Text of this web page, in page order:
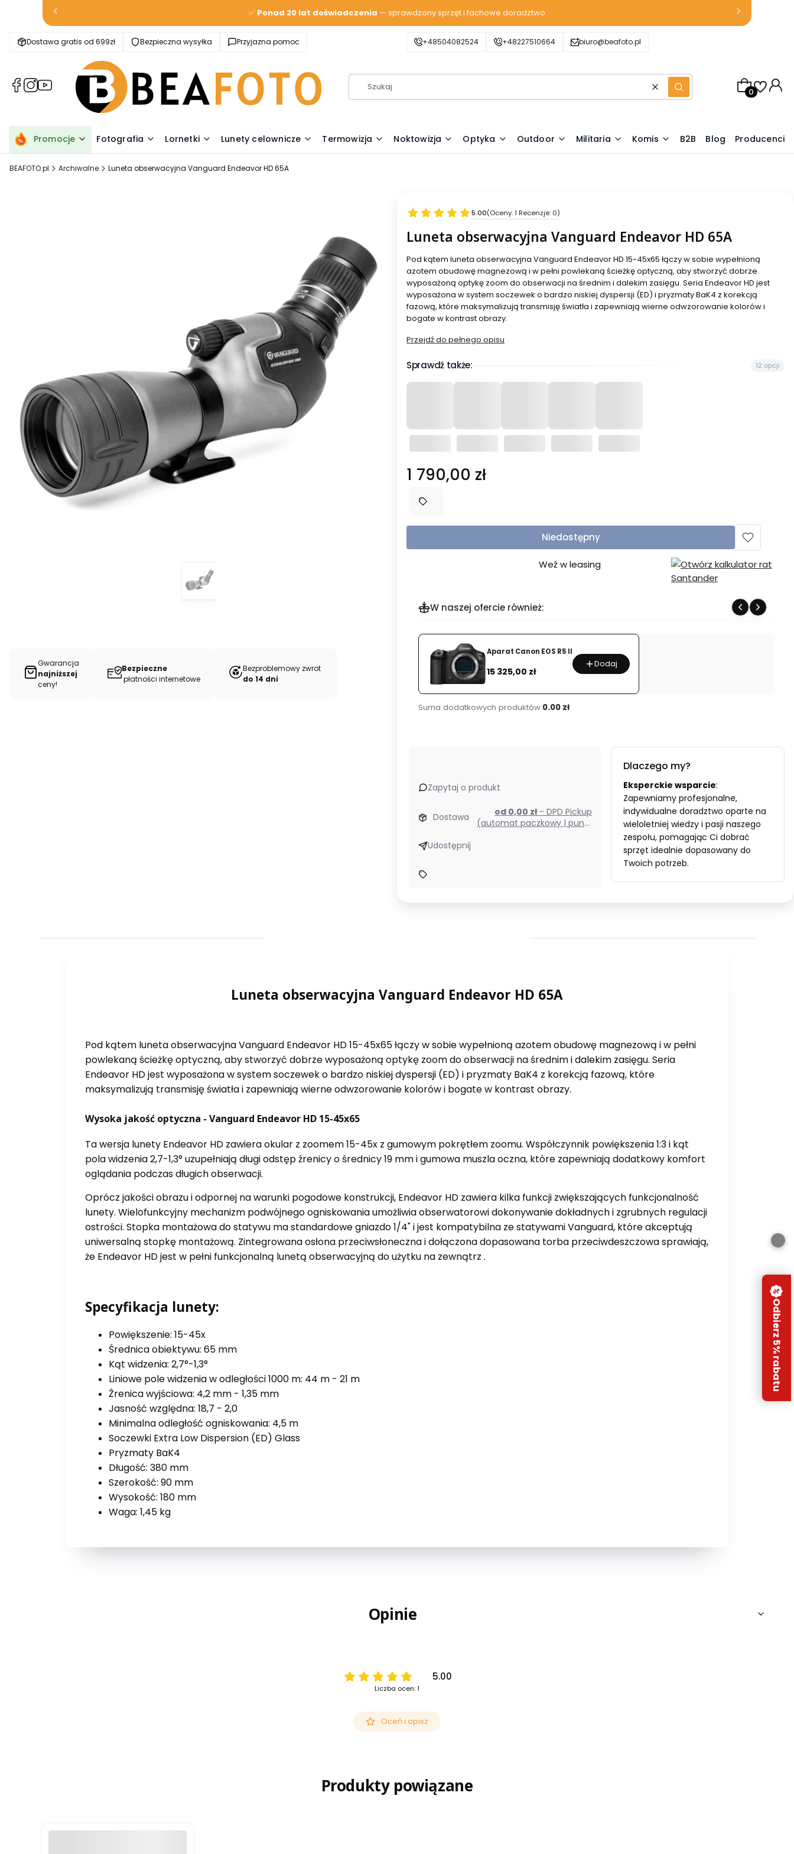
✅ Ponad 20 lat doświadczenia — sprawdzony sprzęt i fachowe doradztwo
Dostawa gratis od 699zł Bezpieczna wysyłka Przyjazna pomoc +48504082524 +48227510664 biuro@beafoto.pl
(Otwiera
karcie)
(Otwiera
karcie)
(Otwiera
karcie)
WyczyśćSzukaj
Produkty w
Promocje Fotografia Lornetki Lunety celownicze Termowizja Noktowizja Optyka Outdoor Militaria Komis B2B Blog Producenci
BEAFOTO.pl Archiwalne Luneta obserwacyjna Vanguard Endeavor HD 65A
Gwarancja
najniższej
ceny!
Bezpieczne
płatności internetowe
Bezproblemowy zwrot
do 14 dni
5.00(Oceny: 1 Recenzje: 0)
Luneta obserwacyjna Vanguard Endeavor HD 65A
Pod kątem luneta obserwacyjna Vanguard Endeavor HD 15-45x65 łączy w sobie wypełnioną
azotem obudowę magnezową i w pełni powlekaną ścieżkę optyczną, aby stworzyć dobrze
wyposażoną optykę zoom do obserwacji na średnim i dalekim zasięgu. Seria Endeavor HD jest
wyposażona w system soczewek o bardzo niskiej dyspersji (ED) i pryzmaty BaK4 z korekcją
fazową, które maksymalizują transmisję światła i zapewniają wierne odwzorowanie kolorów i
bogate w kontrast obrazy.
Przejdź do pełnego opisu
Sprawdź także: 12 opcji
Cena
1 790,00 zł
Niedostępny
Weź w leasing
W naszej ofercie również:
Aparat Canon EOS R5 II
Cena
15 325,00 zł
Dodaj
Suma dodatkowych produktów:0.00 zł
Zapytaj o produkt
Dostawa od 0,00 zł - DPD Pickup
(automat paczkowy | punkt
Udostępnij
Dlaczego my?
Eksperckie wsparcie:
Zapewniamy profesjonalne,
indywidualne doradztwo oparte na
wieloletniej wiedzy i pasji naszego
zespołu, pomagając Ci dobrać
sprzęt idealnie dopasowany do
Twoich potrzeb.
Luneta obserwacyjna Vanguard Endeavor HD 65A
Pod kątem luneta obserwacyjna Vanguard Endeavor HD 15-45x65 łączy w sobie wypełnioną azotem obudowę magnezową i w pełni
powlekaną ścieżkę optyczną, aby stworzyć dobrze wyposażoną optykę zoom do obserwacji na średnim i dalekim zasięgu. Seria
Endeavor HD jest wyposażona w system soczewek o bardzo niskiej dyspersji (ED) i pryzmaty BaK4 z korekcją fazową, które
maksymalizują transmisję światła i zapewniają wierne odwzorowanie kolorów i bogate w kontrast obrazy.
Wysoka jakość optyczna - Vanguard Endeavor HD 15-45x65
Ta wersja lunety Endeavor HD zawiera okular z zoomem 15-45x z gumowym pokrętłem zoomu. Współczynnik powiększenia 1:3 i kąt
pola widzenia 2,7-1,3° uzupełniają długi odstęp źrenicy o średnicy 19 mm i gumowa muszla oczna, które zapewniają dodatkowy komfort
oglądania podczas długich obserwacji.
Oprócz jakości obrazu i odpornej na warunki pogodowe konstrukcji, Endeavor HD zawiera kilka funkcji zwiększających funkcjonalność
lunety. Wielofunkcyjny mechanizm podwójnego ogniskowania umożliwia obserwatorowi dokonywanie dokładnych i zgrubnych regulacji
ostrości. Stopka montażowa do statywu ma standardowe gniazdo 1/4" i jest kompatybilna ze statywami Vanguard, które akceptują
uniwersalną stopkę montażową. Zintegrowana osłona przeciwsłoneczna i dołączona dopasowana torba przeciwdeszczowa sprawiają,
że Endeavor HD jest w pełni funkcjonalną lunetą obserwacyjną do użytku na zewnątrz .
Specyfikacja lunety:
Powiększenie: 15-45x
Średnica obiektywu: 65 mm
Kąt widzenia: 2,7°-1,3°
Liniowe pole widzenia w odległości 1000 m: 44 m - 21 m
Źrenica wyjściowa: 4,2 mm - 1,35 mm
Jasność względna: 18,7 - 2,0
Minimalna odległość ogniskowania: 4,5 m
Soczewki Extra Low Dispersion (ED) Glass
Pryzmaty BaK4
Długość: 380 mm
Szerokość: 90 mm
Wysokość: 180 mm
Waga: 1,45 kg
Opinie
5.00
Liczba ocen: 1
Oceń i opisz
Produkty powiązane
Odbierz 5% rabatu